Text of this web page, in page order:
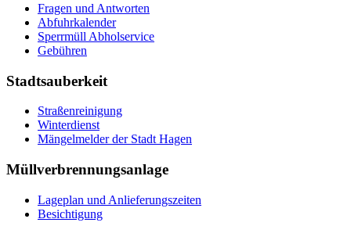
Fragen und Antworten
Abfuhrkalender
Sperrmüll Abholservice
Gebühren
Stadtsauberkeit
Straßenreinigung
Winterdienst
Mängelmelder der Stadt Hagen
Müllverbrennungsanlage
Lageplan und Anlieferungszeiten
Besichtigung